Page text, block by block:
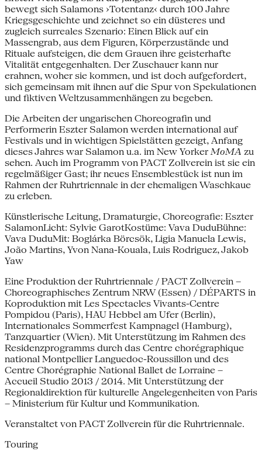
bewegt sich Salamons ›Totentanz‹ durch 100 Jahre
Kriegsgeschichte und zeichnet so ein düsteres und
zugleich surreales Szenario: Einen Blick auf ein
Massengrab, aus dem Figuren, Körperzustände und
Rituale aufsteigen, die dem Grauen ihre geisterhafte
Vitalität entgegenhalten. Der Zuschauer kann nur
erahnen, woher sie kommen, und ist doch aufgefordert,
sich gemeinsam mit ihnen auf die Spur von Spekulationen
und fiktiven Weltzusammenhängen zu begeben.
Die Arbeiten der ungarischen Choreografin und
Performerin Eszter Salamon werden international auf
Festivals und in wichtigen Spielstätten gezeigt, Anfang
dieses Jahres war Salamon u.a. im New YorkerMoMA zu
sehen. Auch im Programm von PACT Zollverein ist sie ein
regelmäßiger Gast; ihr neues Ensemblestück ist nun im
Rahmen der Ruhrtriennale in der ehemaligen Waschkaue
zu erleben.
Künstlerische Leitung, Dramaturgie, Choreografie: Eszter
SalamonLicht: Sylvie GarotKostüme: Vava DuduBühne:
Vava DuduMit: Boglárka Börcsök, Ligia Manuela Lewis,
João Martins, Yvon Nana-Kouala, Luis Rodriguez, Jakob
Yaw
Eine Produktion der Ruhrtriennale / PACT Zollverein –
Choreographisches Zentrum NRW (Essen) / DÉPARTS in
Koproduktion mit Les Spectacles Vivants-Centre
Pompidou (Paris), HAU Hebbel am Ufer (Berlin),
Internationales Sommerfest Kampnagel (Hamburg),
Tanzquartier (Wien). Mit Unterstützung im Rahmen des
Residenzprogramms durch das Centre chorégraphique
national Montpellier Languedoc-Roussillon und des
Centre Chorégraphie National Ballet de Lorraine –
Accueil Studio 2013 / 2014. Mit Unterstützung der
Regionaldirektion für kulturelle Angelegenheiten von Paris
– Ministerium für Kultur und Kommunikation.
Veranstaltet von PACT Zollverein für die Ruhrtriennale.
Touring